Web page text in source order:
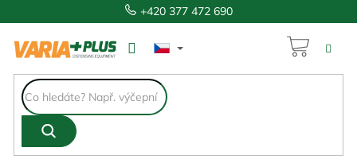
na
+420 377 472 690
497 Kč